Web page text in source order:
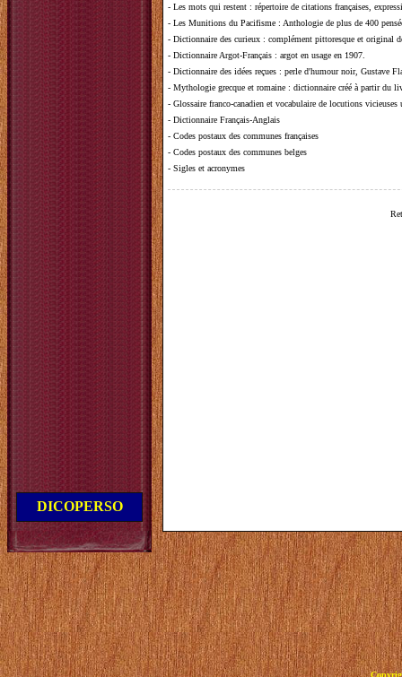
DICOPERSO
- Les mots qui restent : répertoire de citations françaises,
- Les Munitions du Pacifisme : Anthologie de plus de 400
- Dictionnaire des curieux : complément pittoresque et original
- Dictionnaire Argot-Français : argot en usage en 1907.
- Dictionnaire des idées reçues : perle d'humour noir, Gustave
- Mythologie grecque et romaine : dictionnaire créé à partir du
- Glossaire franco-canadien et vocabulaire de locutions vicieuses
- Dictionnaire Français-Anglais
- Codes postaux des communes françaises
- Codes postaux des communes belges
- Sigles et acronymes